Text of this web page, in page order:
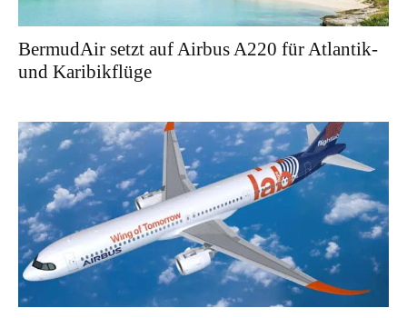
BermudAir setzt auf Airbus A220 für Atlantik-
und Karibikflüge